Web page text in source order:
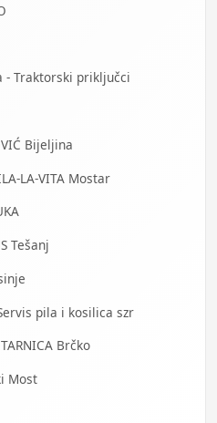
- Traktorski priključci
Bijeljina
LA-VITA Mostar
Tešanj
pila i kosilica szr
Brčko
Most